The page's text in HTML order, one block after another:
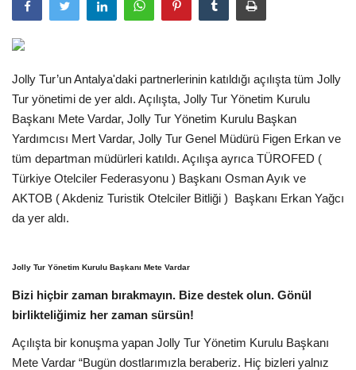
Araştırma - İnceleme
Lezzet Durakları
Röportajlar
Gezi - Yorum
Yorumlar
Video Tanıtım
Köşe Yazarları
Jolly Tur’un Antalya'daki partnerlerinin katıldığı açılışta tüm Jolly
Tur yönetimi de yer aldı. Açılışta, Jolly Tur Yönetim Kurulu
Başkanı Mete Vardar, Jolly Tur Yönetim Kurulu Başkan
Yardımcısı Mert Vardar, Jolly Tur Genel Müdürü Figen Erkan ve
tüm departman müdürleri katıldı. Açılışa ayrıca TÜROFED (
Türkiye Otelciler Federasyonu ) Başkanı Osman Ayık ve
AKTOB ( Akdeniz Turistik Otelciler Bitliği ) Başkanı Erkan Yağcı
da yer aldı.
Jolly Tur Yönetim Kurulu Başkanı Mete Vardar
Bizi hiçbir zaman bırakmayın. Bize destek olun. Gönül
birlikteliğimiz her zaman sürsün!
Açılışta bir konuşma yapan Jolly Tur Yönetim Kurulu Başkanı
Mete Vardar “Bugün dostlarımızla beraberiz. Hiç bizleri yalnız